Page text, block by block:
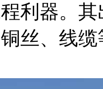
利器。
丝、线